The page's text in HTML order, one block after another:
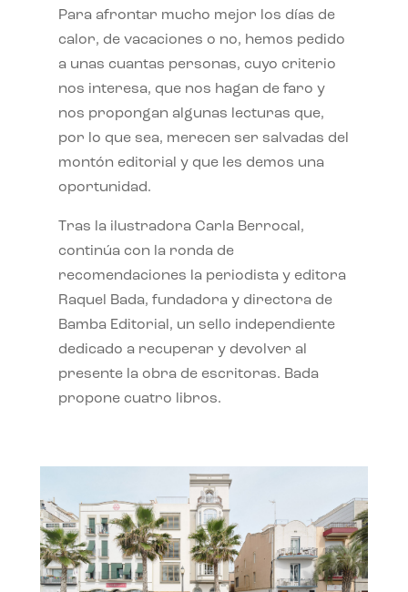
Para afrontar mucho mejor los días de
calor, de vacaciones o no, hemos pedido
a unas cuantas personas, cuyo criterio
nos interesa, que nos hagan de faro y
nos propongan algunas lecturas que,
por lo que sea, merecen ser salvadas del
montón editorial y que les demos una
oportunidad.
Tras la ilustradora Carla Berrocal,
continúa con la ronda de
recomendaciones la periodista y editora
Raquel Bada, fundadora y directora de
Bamba Editorial, un sello independiente
dedicado a recuperar y devolver al
presente la obra de escritoras. Bada
propone cuatro libros.